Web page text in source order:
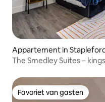
Appartement in
The Smedley Suites –
Favoriet van gasten
Favoriet van gasten